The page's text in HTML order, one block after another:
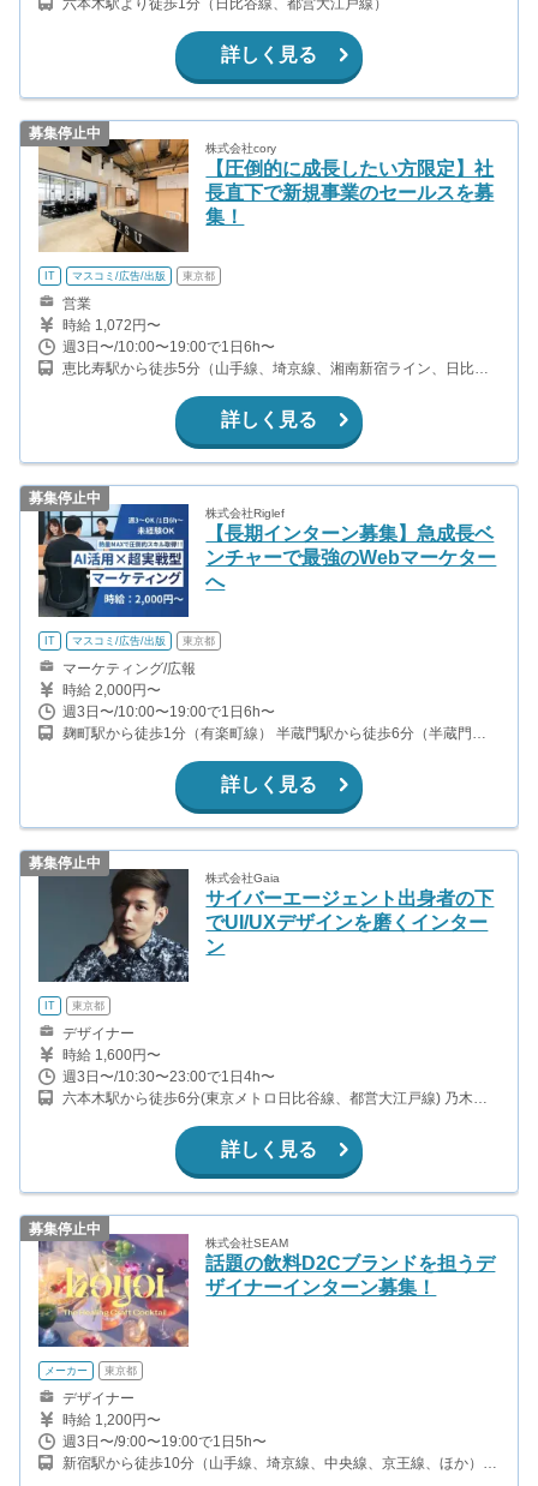
六本木駅より徒歩1分（日比谷線、都営大江戸線）
詳しく見る
募集停止中
株式会社cory
【圧倒的に成長したい方限定】社
長直下で新規事業のセールスを募
集！
IT マスコミ/広告/出版 東京都
営業
時給 1,072円〜
週3日〜/10:00〜19:00で1日6h〜
恵比寿駅から徒歩5分（山手線、埼京線、湘南新宿ライン、日比谷
山駅から徒歩3分（東急東横線）
詳しく見る
募集停止中
株式会社Riglef
【長期インターン募集】急成長ベ
ンチャーで最強のWebマーケター
へ
IT マスコミ/広告/出版 東京都
マーケティング/広報
時給 2,000円〜
週3日〜/10:00〜19:00で1日6h〜
麹町駅から徒歩1分（有楽町線） 半蔵門駅から徒歩6分（半蔵門
詳しく見る
募集停止中
株式会社Gaia
サイバーエージェント出身者の下
でUI/UXデザインを磨くインター
ン
IT 東京都
デザイナー
時給 1,600円〜
週3日〜/10:30〜23:00で1日4h〜
六本木駅から徒歩6分(東京メトロ日比谷線、都営大江戸線) 乃木坂
詳しく見る
募集停止中
株式会社SEAM
話題の飲料D2Cブランドを担うデ
ザイナーインターン募集！
メーカー 東京都
デザイナー
時給 1,200円〜
週3日〜/9:00〜19:00で1日5h〜
新宿駅から徒歩10分（山手線、埼京線、中央線、京王線、ほか）